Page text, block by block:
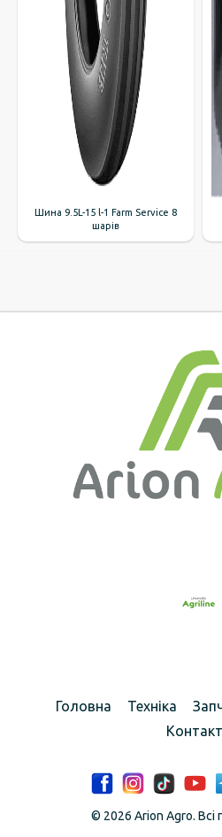
Шина 9.5L-15 l-1 Farm Service 8
шарів
Головна Техніка
© 2026 Arion Agro. Всі